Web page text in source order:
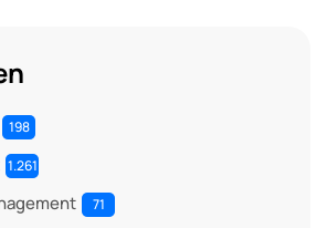
198
1.261
71